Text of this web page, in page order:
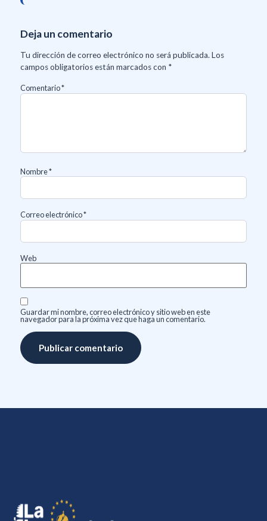
Deja un comentario
Tu dirección de correo electrónico no será publicada. Los
campos obligatorios están marcados con *
Comentario*
Nombre*
Correo electrónico*
Web
Guardar mi nombre, correo electrónico y sitio web en este
navegador para la próxima vez que haga un comentario.